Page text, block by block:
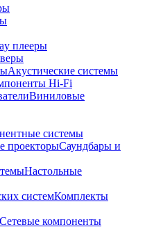
плееры
Акустические системы
Hi-Fi
Виниловые
системы
проекторыСаундбары и
Настольные
системКомплекты
Сетевые компоненты